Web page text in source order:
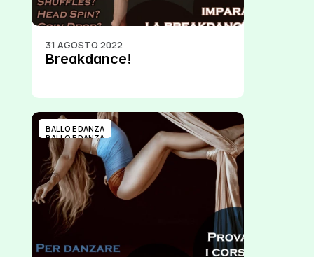
31 AGOSTO 2022
Breakdance!
BALLO E DANZA
BALLO E DANZA